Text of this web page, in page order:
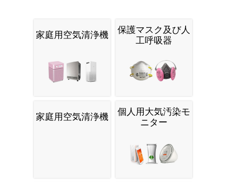
家庭用空気清浄機
保護マスク及び人
工呼吸器
家庭用空気清浄機
個人用大気汚染モ
ニター